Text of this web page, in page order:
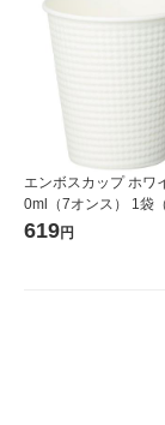
エンボスカップ ホワ
0ml（7オンス） 1袋
入）サンナップ 紙コ
619円